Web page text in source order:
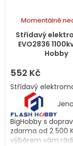
Střídavý
EVO2836
Hobby
Momentálně
552 Kč
Střídavý
BigHobby s
zdarma od 2 500
výběrem vám rádi